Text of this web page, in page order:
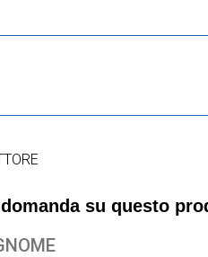
su questo